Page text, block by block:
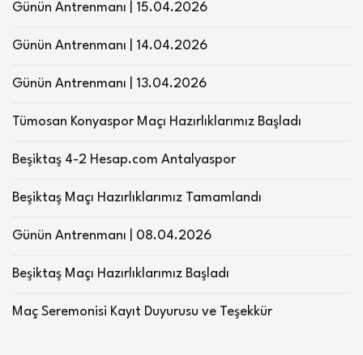
Günün Antrenmanı | 15.04.2026
Günün Antrenmanı | 14.04.2026
Günün Antrenmanı | 13.04.2026
Tümosan Konyaspor Maçı Hazırlıklarımız Başladı
Beşiktaş 4-2 Hesap.com Antalyaspor
Beşiktaş Maçı Hazırlıklarımız Tamamlandı
Günün Antrenmanı | 08.04.2026
Beşiktaş Maçı Hazırlıklarımız Başladı
Maç Seremonisi Kayıt Duyurusu ve Teşekkür